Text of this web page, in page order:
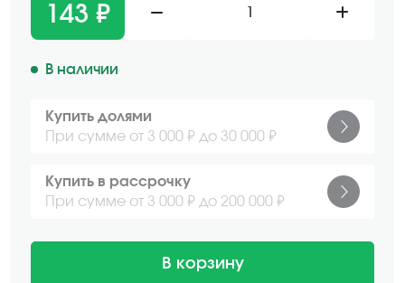
143 ₽
В наличии
Купить долями
При сумме от 3 000 ₽ до 30 000 ₽
Купить в рассрочку
При сумме от 3 000 ₽ до 200 000 ₽
В корзину